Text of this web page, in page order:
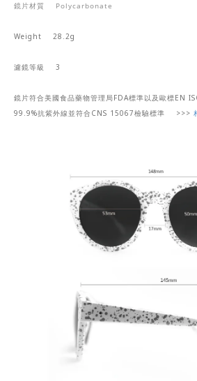
鏡片材質 Polycarbonate
Weight 28.2g
濾鏡等級 3
鏡片符合美國食品藥物管理局FDA標準以及 歐標EN
99.9%抗紫外線 並符合CNS 15067檢驗標準 >>>